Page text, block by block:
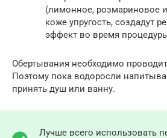
(лимонное, розмариновое
коже упругость, создадут
эффект во время
Обертывания необходимо
Поэтому пока водоросли
принять душ или ванну.
Лучше всего использовать